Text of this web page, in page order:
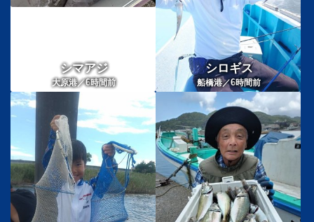
シマアジ
大原港／6時間前
シロギス
船橋港／6時間前